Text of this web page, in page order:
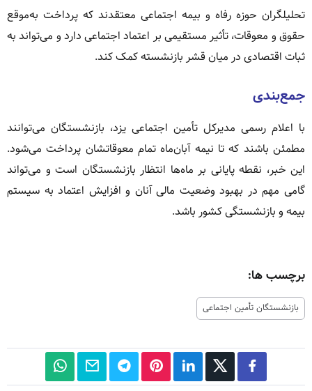
تحلیلگران حوزه رفاه و بیمه اجتماعی معتقدند که پرداخت به‌موقع
حقوق و معوقات، تأثیر مستقیمی بر اعتماد اجتماعی دارد و می‌تواند به
ثبات اقتصادی در میان قشر بازنشسته کمک کند.
جمع‌بندی
با اعلام رسمی مدیرکل تأمین اجتماعی یزد، بازنشستگان می‌توانند
مطمئن باشند که تا نیمه آبان‌ماه تمام معوقاتشان پرداخت می‌شود.
این خبر، نقطه پایانی بر ماه‌ها انتظار بازنشستگان است و می‌تواند
گامی مهم در بهبود وضعیت مالی آنان و افزایش اعتماد به سیستم
بیمه و بازنشستگی کشور باشد.
برچسب ها:
بازنشستگان تأمین اجتماعی